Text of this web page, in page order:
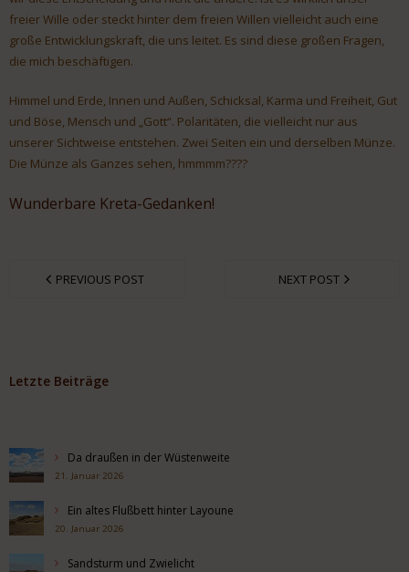
freier Wille oder steckt hinter dem freien Willen vielleicht auch eine
große Entwicklungskraft, die uns leitet. Es sind diese großen Fragen,
die mich beschäftigen.
Himmel und Erde, Innen und Außen, Schicksal, Karma und Freiheit, Gut
und Böse, Mensch und „Gott“. Polaritäten, die vielleicht nur aus
unserer Sichtweise entstehen. Zwei Seiten ein und derselben Münze.
Die Münze als Ganzes sehen, hmmmm????
Wunderbare Kreta-Gedanken!
PREVIOUS POST NEXT POST
Letzte Beiträge
Da draußen in der Wüstenweite
21. Januar 2026
Ein altes Flußbett hinter Layoune
20. Januar 2026
Sandsturm und Zwielicht